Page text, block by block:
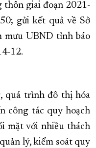
PHỐ TRỰC THUỘC
VỀ BÁO KHÁNH HÒA
thôn giai đoạn 2021-
gửi kết quả về Sở
mưu UBND tỉnh báo
12.
quá trình đô thị hóa
công tác quy hoạch
mặt với nhiều thách
lý, kiểm soát quy